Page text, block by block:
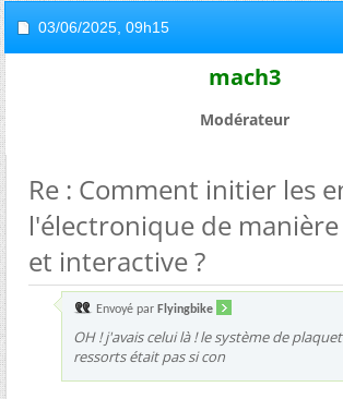
03/06/2025, 09h15
mach3
Modérateur
Re : Comment initier les
l'électronique de
et interactive ?
Envoyé par Flyingbike
OH ! j'avais celui là ! le système de
ressorts était pas si con